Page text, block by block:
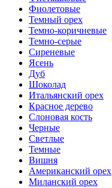
Фиолетовые
Темный орех
Темно-коричневые
Темно-серые
Сиреневые
Ясень
Дуб
Шоколад
Итальянский орех
Красное дерево
Слоновая кость
Черные
Светлые
Темные
Вишня
Американский орех
Миланский орех